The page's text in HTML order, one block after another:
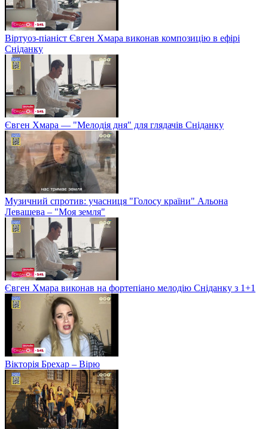
Віртуоз-піаніст Євген Хмара виконав композицію в ефірі
Сніданку
Євген Хмара — "Мелодія дня" для глядачів Сніданку
Музичний спротив: учасниця "Голосу країни" Альона
Левашева – "Моя земля"
Євген Хмара виконав на фортепіано мелодію Сніданку з 1+1
Вікторія Брехар – Вірю